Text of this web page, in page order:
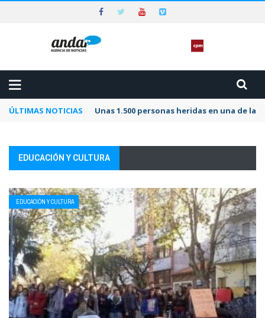
ÚLTIMAS NOTICIAS Unas 1.500 personas heridas en una de
EDUCACIÓN Y CULTURA
EDUCACIÓN Y CULTURA